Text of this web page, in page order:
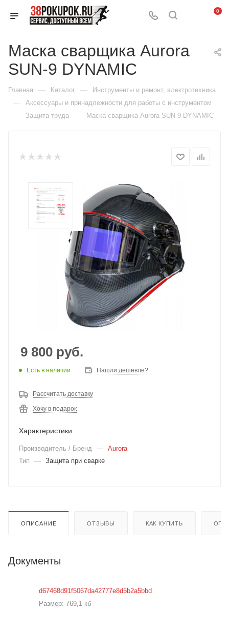
0
Маска сварщика Aurora
SUN-9 DYNAMIC
Главная — Каталог — Инструменты и ремонт, электротехника
— Аксессуары и принадлежности для работы с инструментом
— Защита труда — Маска сварщика Aurora SUN-9 DYNAMIC
9 800 руб.
Есть в наличии Нашли дешевле?
Рассчитать доставку
Хочу в подарок
Характеристики
Производитель / Бренд — Aurora
Тип
— Защита при сварке
ОПИСАНИЕ ОТЗЫВЫ КАК КУПИТЬ
Документы
d67468d91f5067da42777e8d5b2a5bbd
Размер: 769,1 кб